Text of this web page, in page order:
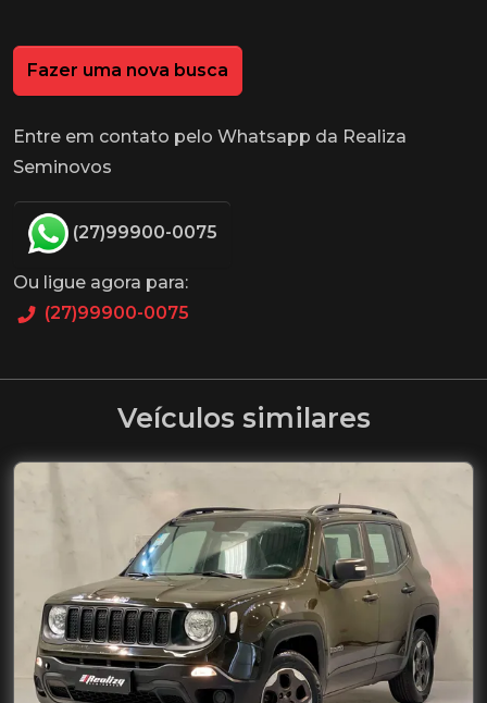
Fazer uma nova busca
Entre em contato pelo Whatsapp da Realiza
Seminovos
(27)99900-0075
Ou ligue agora para:
(27)99900-0075
Veículos similares